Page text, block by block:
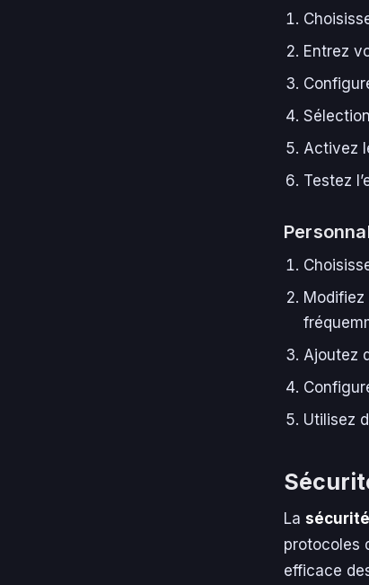
Entrez
Activez
Testez
Modifiez
Ajoutez
Utilisez
La
protocoles
efficace